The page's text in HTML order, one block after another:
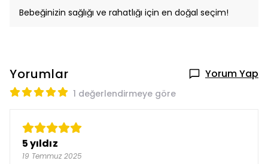
Bebeğinizin sağlığı ve rahatlığı için en doğal seçim!
Yorumlar Yorum Yap
1 değerlendirmeye göre
5 yıldız
19 Temmuz 2025